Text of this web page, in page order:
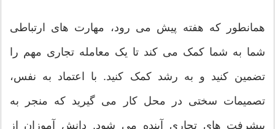
همانطور که هفته پیش می رود، مهارت های ارتباطی
شما به شما کمک می کند تا یک معامله تجاری مهم را
تضمین کنید و به رشد کمک کنید. با اعتماد به نفس،
تصمیمات سختی در محل کار می گیرید که منجر به
پیشرفت های تجاری آینده می شود. دانش آموزان از